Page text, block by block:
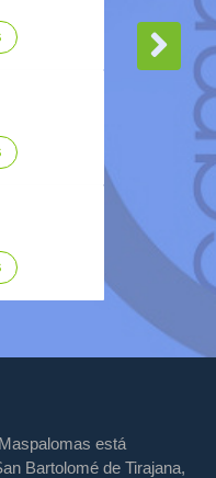
está
Bartolomé de Tirajana,